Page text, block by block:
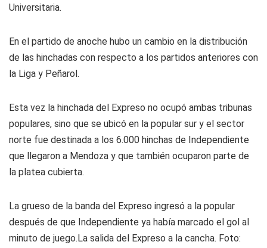
Universitaria.
En el partido de anoche hubo un cambio en la distribución
de las hinchadas con respecto a los partidos anteriores con
la Liga y Peñarol.
Esta vez la hinchada del Expreso no ocupó ambas tribunas
populares, sino que se ubicó en la popular sur y el sector
norte fue destinada a los 6.000 hinchas de Independiente
que llegaron a Mendoza y que también ocuparon parte de
la platea cubierta.
La grueso de la banda del Expreso ingresó a la popular
después de que Independiente ya había marcado el gol al
minuto de juego.La salida del Expreso a la cancha. Foto: